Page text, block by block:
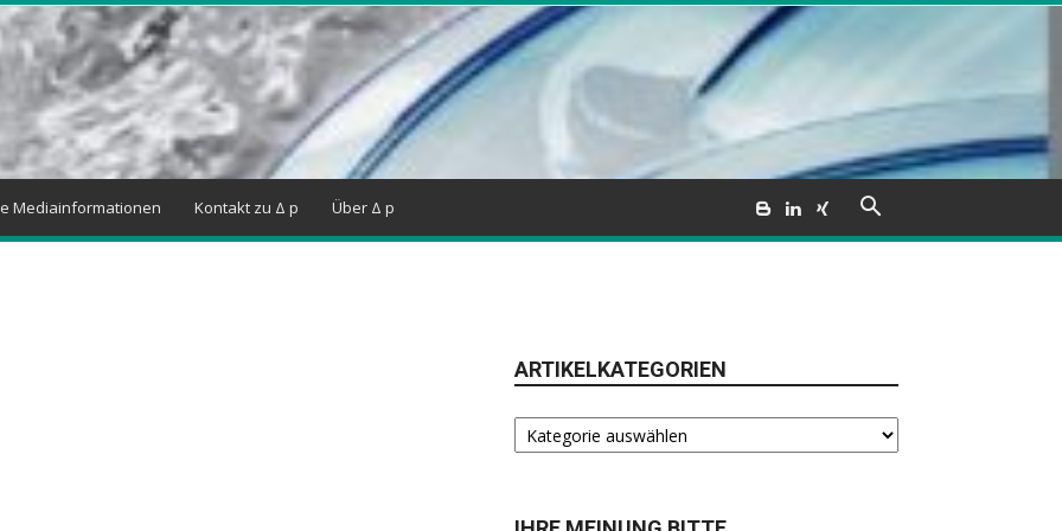
Mediainformationen Kontakt zu Δ p Über Δ p
ARTIKELKATEGORIEN
Artikelkategorien